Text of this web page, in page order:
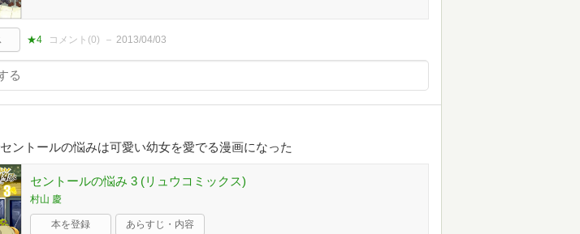
★4 コメント(0) 2013/04/03
ントールの悩みは可愛い幼女を愛でる漫画になった
セントールの悩み 3 (リュウコミックス)
村山 慶
本を登録 あらすじ・内容